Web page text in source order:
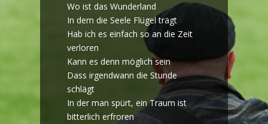
Wo ist das Wunderland
In dem die Seele Flügel trägt
Hab ich es einfach so an die Zeit
verloren
Kann es denn möglich sein
Dass irgendwann die Stunde
schlägt
In der man spürt, ein Traum ist
bitterlich erfroren